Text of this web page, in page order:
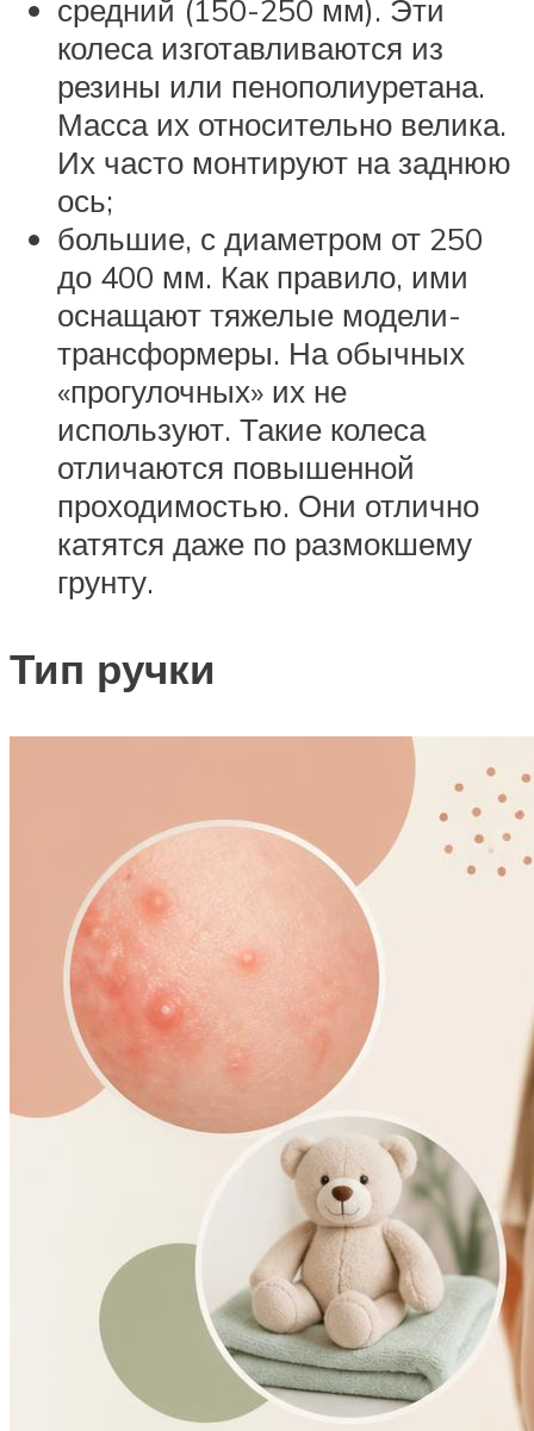
средний (150-250 мм). Эти
колеса изготавливаются из
резины или пенополиуретана.
Масса их относительно велика.
Их часто монтируют на заднюю
ось;
большие, с диаметром от 250
до 400 мм. Как правило, ими
оснащают тяжелые модели-
трансформеры. На обычных
«прогулочных» их не
используют. Такие колеса
отличаются повышенной
проходимостью. Они отлично
катятся даже по размокшему
грунту.
Тип ручки